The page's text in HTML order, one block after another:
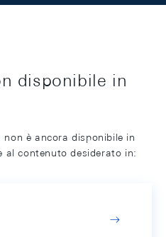
disponibile in
non è ancora disponibile in
al contenuto desiderato in: